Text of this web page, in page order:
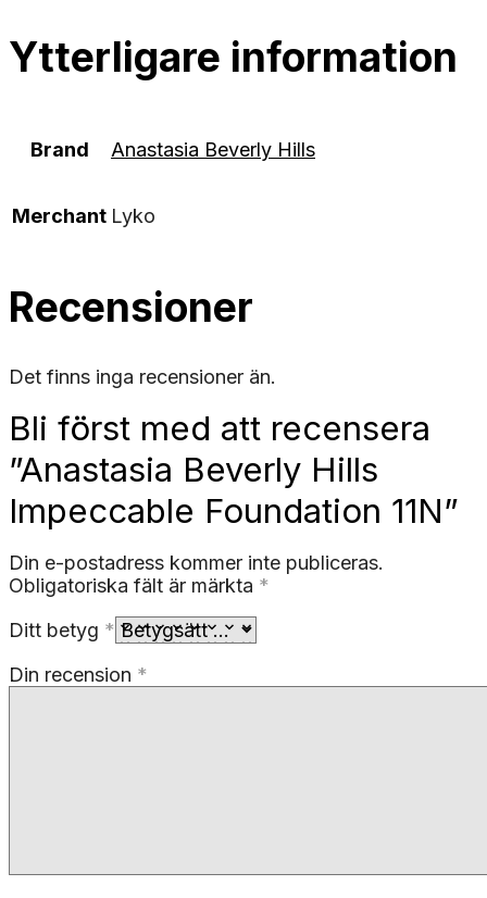
Ytterligare information
Brand Anastasia Beverly Hills
Merchant Lyko
Recensioner
Det finns inga recensioner än.
Bli först med att recensera
”Anastasia Beverly Hills
Impeccable Foundation 11N”
Din e-postadress kommer inte publiceras.
Obligatoriska fält är märkta *
Ditt betyg *
Din recension *